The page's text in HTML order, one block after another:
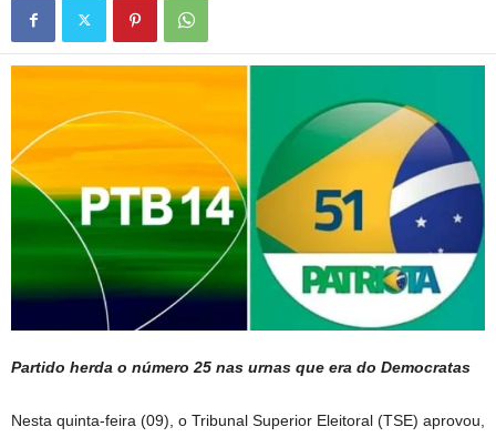
Partido herda o número 25 nas urnas que era do Democratas
Nesta quinta-feira (09), o Tribunal Superior Eleitoral (TSE) aprovou,